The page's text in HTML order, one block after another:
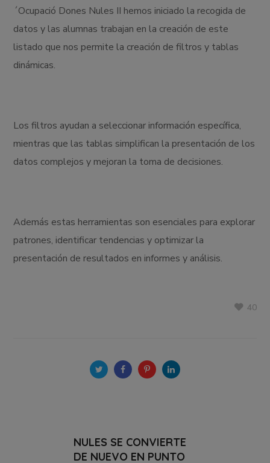
´Ocupació Dones Nules II hemos iniciado la recogida de
datos y las alumnas trabajan en la creación de este
listado que nos permite la creación de filtros y tablas
dinámicas.
Los filtros ayudan a seleccionar información específica,
mientras que las tablas simplifican la presentación de los
datos complejos y mejoran la toma de decisiones.
Además estas herramientas son esenciales para explorar
patrones, identificar tendencias y optimizar la
presentación de resultados en informes y análisis.
40
NULES SE CONVIERTE
DE NUEVO EN PUNTO